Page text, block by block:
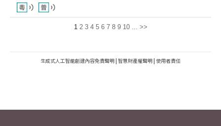
1 2 3 4 5 6 7 8 9 10 ... >>
生成式人工智能創建內容免責聲明 | 智慧財產權聲明 | 使用者責任